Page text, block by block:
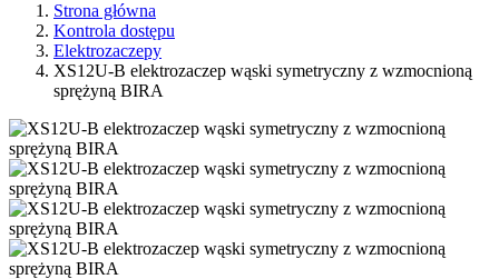
Strona główna
Kontrola dostępu
Elektrozaczepy
XS12U-B elektrozaczep wąski symetryczny z wzmocnioną
sprężyną BIRA